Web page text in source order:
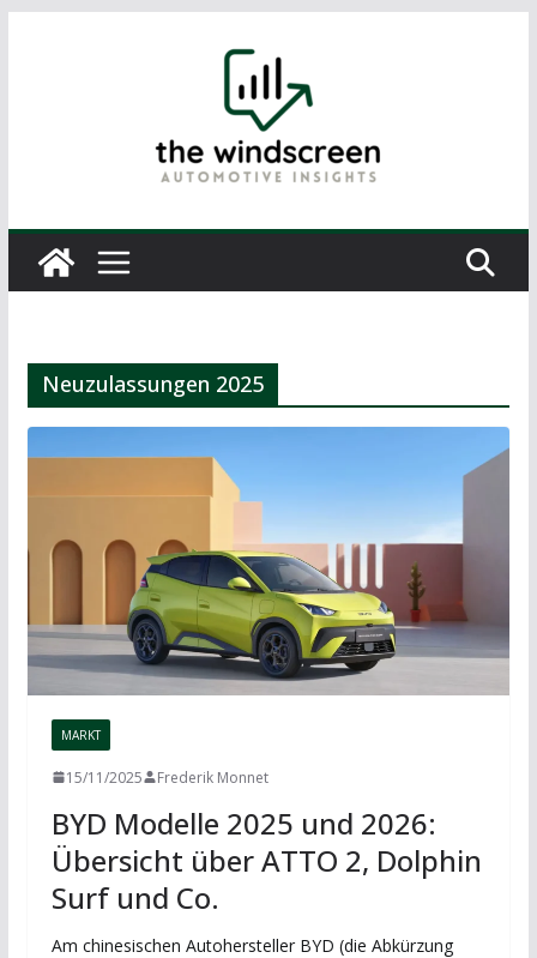
Neuzulassungen 2025
MARKT
15/11/2025 Frederik Monnet
BYD Modelle 2025 und 2026:
Übersicht über ATTO 2, Dolphin
Surf und Co.
Am chinesischen Autohersteller BYD (die Abkürzung